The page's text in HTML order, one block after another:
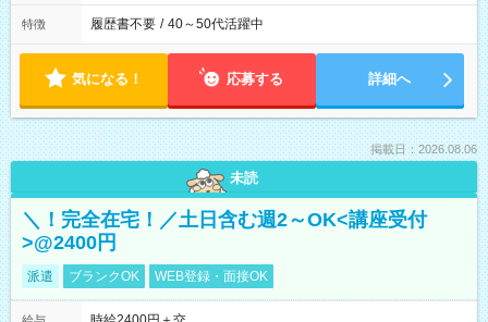
特徴 履歴書不要 / 40～50代活躍中
気になる！ 応募する 詳細へ
掲載日：2026.08.06
未読
＼！完全在宅！／土日含む週2～OK<講座受付
>@2400円
派遣 ブランクOK WEB登録・面接OK